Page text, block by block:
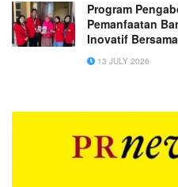
Program
Pemanfaatan
Inovatif
Bedanten
13 JULY 2026